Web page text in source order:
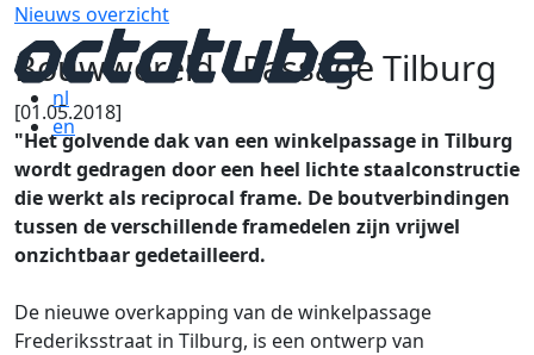
nl
en
Nieuws overzicht
Bouwwereld - Passage Tilburg
[01.05.2018]
"Het golvende dak van een winkelpassage in Tilburg
wordt gedragen door een heel lichte staalconstructie
die werkt als reciprocal frame. De boutverbindingen
tussen de verschillende framedelen zijn vrijwel
onzichtbaar gedetailleerd.
De nieuwe overkapping van de winkelpassage
Frederiksstraat in Tilburg, is een ontwerp van